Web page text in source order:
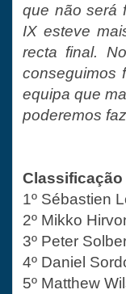
que não será
IX esteve
recta final.
conseguimos
equipa que
poderemos
Classificação
1º Sébastien
2º Mikko
3º Peter
4º Daniel
5º Matthew